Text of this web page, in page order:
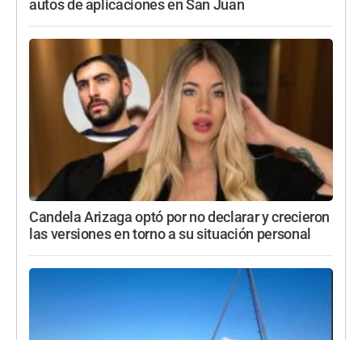
autos de aplicaciones en San Juan
Candela Arizaga optó por no declarar y crecieron
las versiones en torno a su situación personal